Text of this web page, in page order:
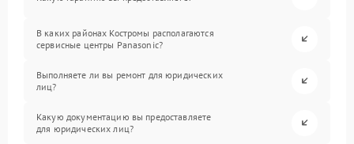
В каких районах Костромы располагаются
сервисные центры Panasonic?
Выполняете ли вы ремонт для юридических
лиц?
Какую документацию вы предоставляете
для юридических лиц?